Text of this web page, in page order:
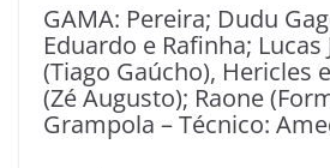
GAMA: Pereira; Dudu
Eduardo e Rafinha; Lucas
(Tiago Gaúcho), Hericles
(Zé Augusto); Raone
Grampola – Técnico: